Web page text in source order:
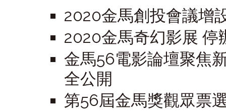
2020金馬創投會議增
2020金馬奇幻影展 停
金馬56電影論壇聚焦
全公開
第56屆金馬獎觀眾票